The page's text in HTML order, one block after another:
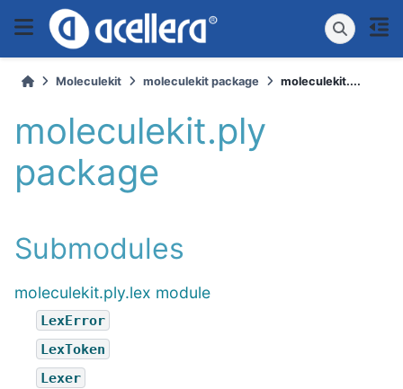
Moleculekit moleculekit package moleculekit....
moleculekit.ply
package
Submodules
moleculekit.ply.lex module
LexError
LexToken
Lexer